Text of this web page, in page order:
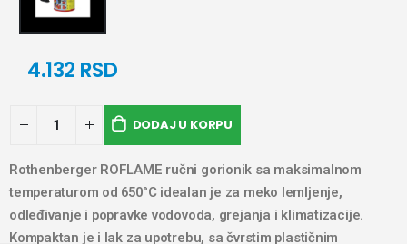
4.132 RSD
DODAJ U KORPU
Rothenberger ROFLAME ručni gorionik sa maksimalnom
temperaturom od 650°C idealan je za meko lemljenje,
odleđivanje i popravke vodovoda, grejanja i klimatizacije.
Kompaktan je i lak za upotrebu, sa čvrstim plastičnim